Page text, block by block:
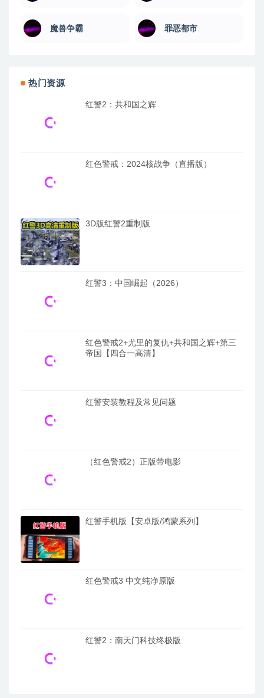
魔兽争霸 罪恶都市
热门资源
红警2：共和国之辉
红色警戒：2024核战争（直播版）
3D版红警2重制版
红警3：中国崛起（2026）
红色警戒2+尤里的复仇+共和国之辉+第三
帝国【四合一高清】
红警安装教程及常见问题
（红色警戒2）正版带电影
红警手机版【安卓版/鸿蒙系列】
红色警戒3 中文纯净原版
红警2：南天门科技终极版